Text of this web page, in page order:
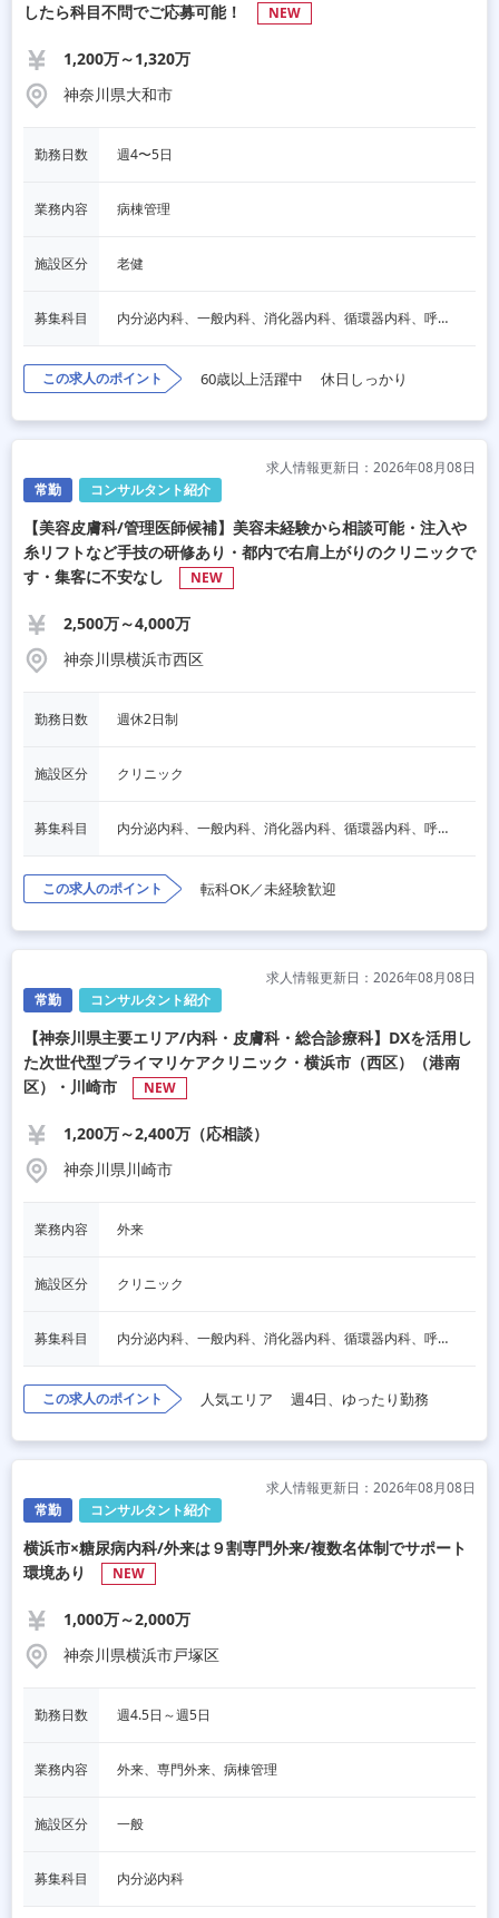
したら科目不問でご応募可能！
NEW
1,200万～1,320万
神奈川県大和市
勤務日数 週4〜5日
業務内容 病棟管理
施設区分 老健
募集科目 内分泌内科、一般内科、消化器内科、循環器内科、呼吸器内科、血液内科、脳神経内科、老人内科、一般外科、その他
この求人のポイント 60歳以上活躍中 休日しっかり
常勤 コンサルタント紹介
求人情報更新日：2026年08月08日
【美容皮膚科/管理医師候補】美容未経験から相談可能・注入や
糸リフトなど手技の研修あり・都内で右肩上がりのクリニックで
す・集客に不安なし
NEW
2,500万～4,000万
神奈川県横浜市西区
勤務日数 週休2日制
施設区分 クリニック
募集科目 内分泌内科、一般内科、消化器内科、循環器内科、呼吸器内科、血液内科、心療内科、脳神経内科、老人内科、一般外科、消化器外科、心臓外科、呼吸器外科、脳神経外科、整形外科、形成外科、リハビリテーション科、小児科、産婦人科、婦人科、精神科、眼科、耳鼻咽喉科、皮膚科、泌尿器科、放射線科、人工透析、麻酔科、美容外科、人間ドック・検診、その他
この求人のポイント 転科OK／未経験歓迎
常勤 コンサルタント紹介
求人情報更新日：2026年08月08日
【神奈川県主要エリア/内科・皮膚科・総合診療科】DXを活用し
た次世代型プライマリケアクリニック・横浜市（西区）（港南
区）・川崎市
NEW
1,200万～2,400万（応相談）
神奈川県川崎市
業務内容 外来
施設区分 クリニック
募集科目 内分泌内科、一般内科、消化器内科、循環器内科、呼吸器内科、血液内科、脳神経内科、老人内科、小児科、皮膚科
この求人のポイント 人気エリア 週4日、ゆったり勤務
常勤 コンサルタント紹介
求人情報更新日：2026年08月08日
横浜市×糖尿病内科/外来は９割専門外来/複数名体制でサポート
環境あり
NEW
1,000万～2,000万
神奈川県横浜市戸塚区
勤務日数 週4.5日～週5日
業務内容 外来、専門外来、病棟管理
施設区分 一般
募集科目 内分泌内科